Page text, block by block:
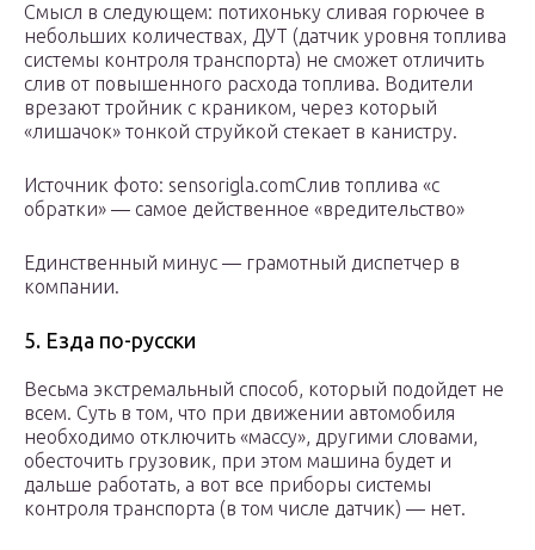
Смысл в следующем: потихоньку сливая горючее в
небольших количествах, ДУТ (датчик уровня топлива
системы контроля транспорта) не сможет отличить
слив от повышенного расхода топлива. Водители
врезают тройник с краником, через который
«лишачок» тонкой струйкой стекает в канистру.
Источник фото: sensorigla.comСлив топлива «с
обратки» — самое действенное «вредительство»
Единственный минус — грамотный диспетчер в
компании.
5. Езда по-русски
Весьма экстремальный способ, который подойдет не
всем. Суть в том, что при движении автомобиля
необходимо отключить «массу», другими словами,
обесточить грузовик, при этом машина будет и
дальше работать, а вот все приборы системы
контроля транспорта (в том числе датчик) — нет.